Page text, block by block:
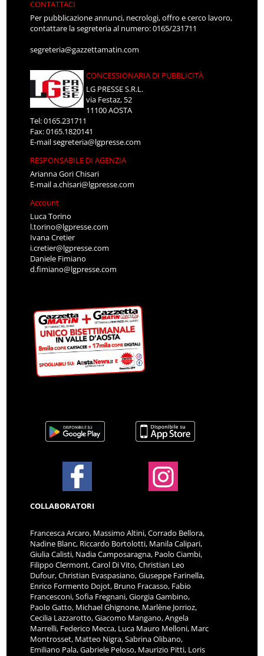
CONTATTACI
Per pubblicazione annunci, necrologi, offro e cerco lavoro,
contattare la segreteria al numero: 0165/231711
segreteria@gazzettamatin.com
CONCESSIONARIA DI PUBBLICITÀ
LG PRESSE S.R.L.
via Festaz, 52
11100 AOSTA
Tel: 0165.231711
Fax: 0165.1820141
E-mailsegreteria@lgpresse.com
RESPONSABILE DI AGENZIA
Arianna Gori Chisari
E-maila.chisari@lgpresse.com
Account
Luca Torino
l.torino@lgpresse.com
Ivana Cretier
i.cretier@lgpresse.com
Daniele Fimiano
d.fimiano@lgpresse.com
COLLABORATORI
Francesca Arcaro, Massimo Altini, Corrado Bellora,
Nadine Blanc, Riccardo Bortolotti, Manila Calipari,
Giulia Calisti, Nadia Camposaragna, Paolo Ciambi,
Filippo Clermont, Carol Di Vito, Christian Leo
Dufour, Christian Evaspasiano, Giuseppe Farinella,
Enrico Formento Dojot, Bruno Fracasso, Fabio
Francesconi, Sofia Fregnani, Giorgia Gambino,
Paolo Gatto, Michael Ghignone, Marlène Jorrioz,
Cecilia Lazzarotto, Giacomo Mangano, Angela
Marrelli, Federico Mecca, Luca Mauro Melloni, Marc
Montrosset, Matteo Nigra, Sabrina Olibano,
Emiliano Pala, Gabriele Peloso, Maurizio Pitti, Loris